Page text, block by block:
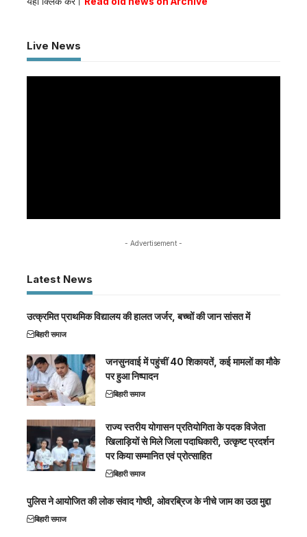
Live News
- Advertisement -
Latest News
उत्क्रमित प्राथमिक विद्यालय की हालत जर्जर, बच्चों की जान सांसत में
बिहारी समाज
जनसुनवाई में पहुंचीं 40 शिकायतें, कई मामलों का मौके
पर हुआ निष्पादन
बिहारी समाज
राज्य स्तरीय योगासन प्रतियोगिता के पदक विजेता
खिलाड़ियों से मिले जिला पदाधिकारी, उत्कृष्ट प्रदर्शन
पर किया सम्मानित एवं प्रोत्साहित
बिहारी समाज
पुलिस ने आयोजित की लोक संवाद गोष्ठी, ओवरब्रिज के नीचे जाम का उठा मुद्दा
बिहारी समाज